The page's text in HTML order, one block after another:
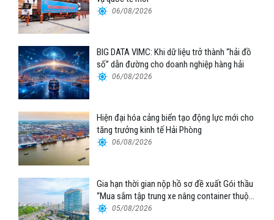
06/08/2026
BIG DATA VIMC: Khi dữ liệu trở thành “hải đồ
số” dẫn đường cho doanh nghiệp hàng hải
06/08/2026
Hiện đại hóa cảng biển tạo động lực mới cho
tăng trưởng kinh tế Hải Phòng
06/08/2026
Gia hạn thời gian nộp hồ sơ đề xuất Gói thầu
“Mua sắm tập trung xe nâng container thuộc
Tổng công ty Hàng hải Việt Nam – CTCP”
05/08/2026